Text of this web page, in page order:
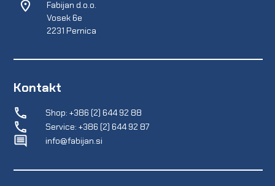
Fabijan d.o.o.
Vosek 6e
2231 Pernica
Kontakt
Shop: +386 (2) 644 92 88
Service: +386 (2) 644 92 87
info@fabijan.si